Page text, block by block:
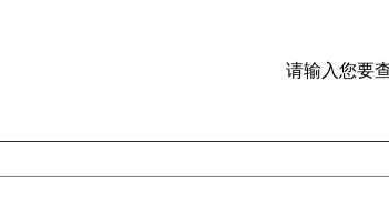
请输入您要